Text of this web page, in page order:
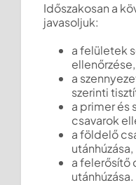
Időszakosan a
javasoljuk:
a felületek
ellenőrzése,
a
szerinti
a primer és
csavarok
a földelő
utánhúzása,
a felerősítő
utánhúzása.